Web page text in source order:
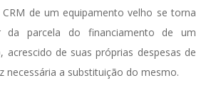
de um equipamento velho se torna
da parcela do financiamento de um
acrescido de suas próprias despesas de
necessária a substituição do mesmo.